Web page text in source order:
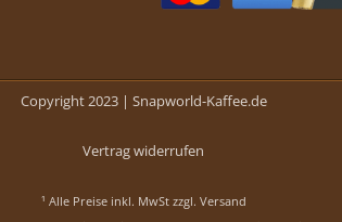
Copyright 2023 | Snapworld-Kaffee.de
Vertrag widerrufen
¹ Alle Preise inkl. MwSt zzgl. Versand